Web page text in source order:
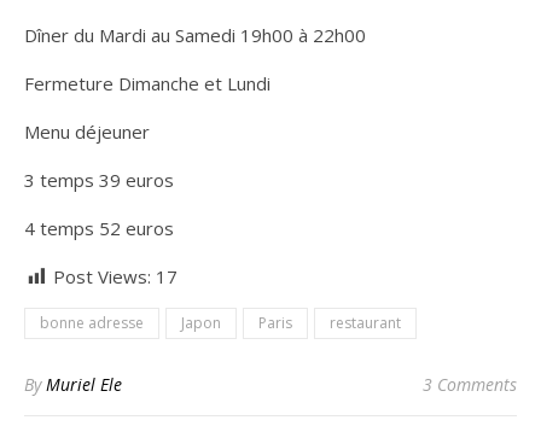
Dîner du Mardi au Samedi 19h00 à 22h00
Fermeture Dimanche et Lundi
Menu déjeuner
3 temps 39 euros
4 temps 52 euros
Post Views: 17
bonne adresse Japon Paris restaurant
ByMuriel Ele 3 Comments